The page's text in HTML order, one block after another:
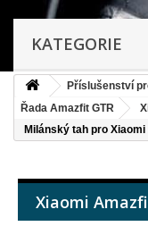
KATEGORIE
Příslušenství
Řada Amazfit GTR
Milánský tah pro
Xiaomi